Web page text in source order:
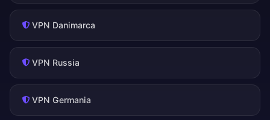
VPN Danimarca
VPN Russia
VPN Germania